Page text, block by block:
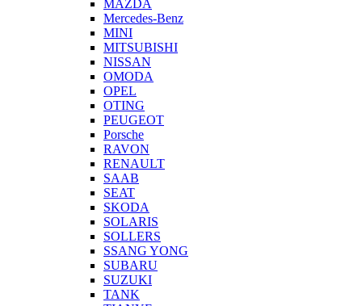
MAZDA
Mercedes-Benz
MINI
MITSUBISHI
NISSAN
OMODA
OPEL
OTING
PEUGEOT
Porsche
RAVON
RENAULT
SAAB
SEAT
SKODA
SOLARIS
SOLLERS
SSANG YONG
SUBARU
SUZUKI
TANK